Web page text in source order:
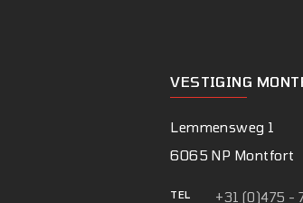
VESTIGING
Lemmensweg 1
6065 NP Montfort
TEL +31 (0)475 -